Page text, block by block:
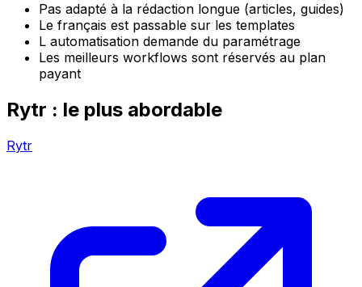
Pas adapté à la rédaction longue (articles, guides)
Le français est passable sur les templates
L automatisation demande du paramétrage
Les meilleurs workflows sont réservés au plan
payant
Rytr : le plus abordable
Rytr